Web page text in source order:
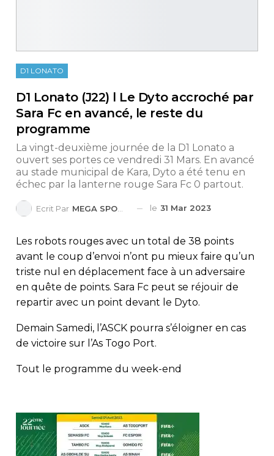
D1 LONATO
D1 Lonato (J22) l Le Dyto accroché par
Sara Fc en avancé, le reste du
programme
La vingt-deuxième journée de la D1 Lonato a
ouvert ses portes ce vendredi 31 Mars. En avancé
au stade municipal de Kara, Dyto a été tenu en
échec par la lanterne rouge Sara Fc 0 partout.
Ecrit Par MEGA SPORTS le 31 Mar 2023
Les robots rouges avec un total de 38 points
avant le coup d’envoi n’ont pu mieux faire qu’un
triste nul en déplacement face à un adversaire
en quête de points. Sara Fc peut se réjouir de
repartir avec un point devant le Dyto.
Demain Samedi, l’ASCK pourra s’éloigner en cas
de victoire sur l’As Togo Port.
Tout le programme du week-end